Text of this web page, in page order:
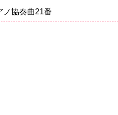
ノ協奏曲21番